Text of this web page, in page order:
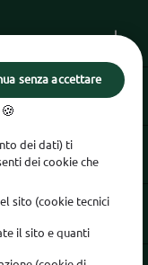
dei dati) ti
dei cookie che
sito (cookie tecnici
il sito e quanti
senza accettare